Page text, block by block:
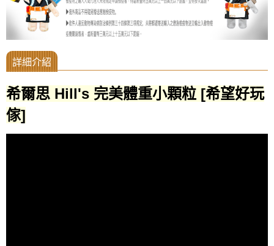
希爾思 Hill's 完美體重小顆粒 [希望好玩
傢]